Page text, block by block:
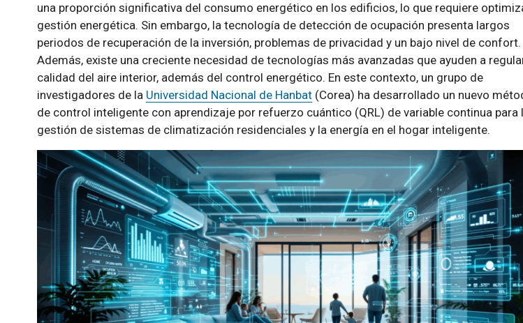
una proporción significativa del consumo energético en los edificios, lo que requiere
gestión energética. Sin embargo, la tecnología de detección de ocupación presenta largos
periodos de recuperación de la inversión, problemas de privacidad y un bajo nivel de confort.
Además, existe una creciente necesidad de tecnologías más avanzadas que ayuden a
calidad del aire interior, además del control energético. En este contexto, un grupo de
investigadores de la Universidad Nacional de Hanbat(Corea) ha desarrollado un nuevo
de control inteligente con aprendizaje por refuerzo cuántico (QRL) de variable continua para
gestión de sistemas de climatización residenciales y la energía en el hogar inteligente.